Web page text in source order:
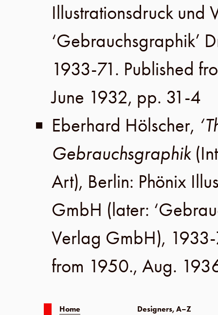
Illustrationsdruck und
‘Gebrauchsgraphik’
1933-71. Published
June 1932, pp. 31-4
Eberhard Hölscher,
Gebrauchsgraphik
Art), Berlin: Phönix
GmbH (later:
Verlag GmbH),
from 1950., Aug.
Home
Designers, A–Z